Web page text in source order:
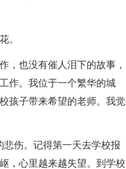
。
，也没有催人泪下的故事，
作。我位于一个繁华的城
孩子带来希望的老师。我觉
悲伤。记得第一天去学校报
，心里越来越失望。到学校